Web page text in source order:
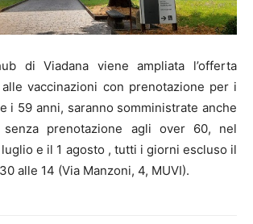
di Viadana viene ampliata l’offerta
vaccinazioni con prenotazione per i
i 59 anni, saranno somministrate anche
senza prenotazione agli over 60, nel
e il 1 agosto , tutti i giorni escluso il
alle 14 (Via Manzoni, 4, MUVI).